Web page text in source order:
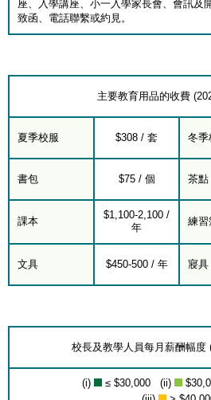
座、入學講座、小一入學家長會、會訊及
致函、電話聯繫或約見。
主要教育用品的收費
夏季校服 $308 / 套 冬季
書包 $75 / 個 茶點
課本
$1,100-2,100 /
年
練習
文具 $450-500 / 年 寢具
校長及教學人員每月薪酬幅度
(i) ≤ $30,000 (ii)